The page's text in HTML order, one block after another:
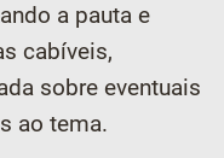
a pauta e
cabíveis,
sobre eventuais
ao tema.